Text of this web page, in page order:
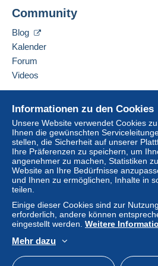
Versandkosten!
Erfüllen Sie eine der folgenden
ab einem Kauf in Höhe von
Lieferzone 1
Lieferzone 2
Lieferzone 3
Diese Zone enthältein Land.
Versandoption
Zahlung per:
Um auf die
zugreifen zu können,
Mitglied sein und sich
Einlogg
en
Verkäufer kontaktieren
hinzufügen
Informationen zu den Cookies
Unsere Website verwendet Cookies
Ihnen die gewünschten
stellen, die Sicherheit auf unserer
Ihre Präferenzen zu speichern, um
angenehmer zu machen, Statistiken
Website an Ihre Bedürfnisse
und Ihnen zu ermöglichen, Inhalte in
teilen.
Einige dieser Cookies sind zur
erforderlich, andere können
eingestellt werden. Weitere
Mehr dazu
Community
Blog
Kalender
Forum
Videos
Online-Hilfe
Auf Delcampe kaufen
Auf Delcampe verkaufen
Eine sichere Website